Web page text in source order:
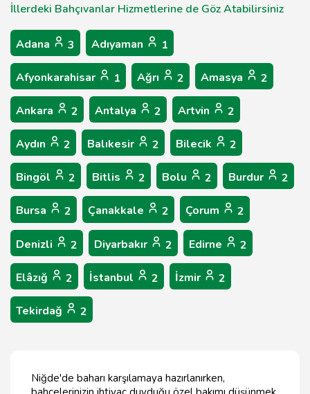
İllerdeki Bahçıvanlar Hizmetlerine de Göz Atabilirsiniz
Adana 3 Adıyaman 1
Afyonkarahisar 1 Ağrı 2 Amasya 2
Ankara 2 Antalya 2 Artvin 2
Aydın 2 Balıkesir 2 Bilecik 2
Bingöl 2 Bitlis 2 Bolu 2 Burdur 2
Bursa 2 Çanakkale 2 Çorum 2
Denizli 2 Diyarbakır 2 Edirne 2
Elâzığ 2 İstanbul 2 İzmir 2
Tekirdağ 2
Niğde'de baharı karşılamaya hazırlanırken,